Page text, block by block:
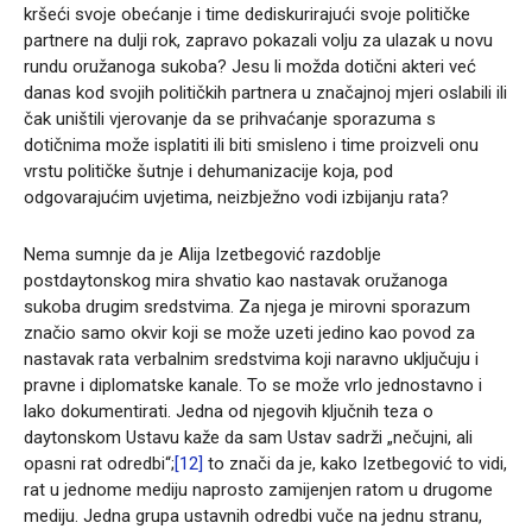
kršeći svoje obećanje i time dediskurirajući svoje političke
partnere na dulji rok, zapravo pokazali volju za ulazak u novu
rundu oružanoga sukoba? Jesu li možda dotični akteri već
danas kod svojih političkih partnera u značajnoj mjeri oslabili ili
čak uništili vjerovanje da se prihvaćanje sporazuma s
dotičnima može isplatiti ili biti smisleno i time proizveli onu
vrstu političke šutnje i dehumanizacije koja, pod
odgovarajućim uvjetima, neizbježno vodi izbijanju rata?
Nema sumnje da je Alija Izetbegović razdoblje
postdaytonskog mira shvatio kao nastavak oružanoga
sukoba drugim sredstvima. Za njega je mirovni sporazum
značio samo okvir koji se može uzeti jedino kao povod za
nastavak rata verbalnim sredstvima koji naravno uključuju i
pravne i diplomatske kanale. To se može vrlo jednostavno i
lako dokumentirati. Jedna od njegovih ključnih teza o
daytonskom Ustavu kaže da sam Ustav sadrži „nečujni, ali
opasni rat odredbi“;[12] to znači da je, kako Izetbegović to vidi,
rat u jednome mediju naprosto zamijenjen ratom u drugome
mediju. Jedna grupa ustavnih odredbi vuče na jednu stranu,